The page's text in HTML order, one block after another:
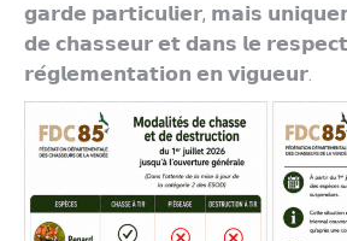
𝗴𝗮𝗿𝗱𝗲 𝗽𝗮𝗿𝘁𝗶𝗰𝘂𝗹𝗶𝗲𝗿, 𝗺𝗮𝗶𝘀
𝗱𝗲 𝗰𝗵𝗮𝘀𝘀𝗲𝘂𝗿 𝗲𝘁 𝗱𝗮𝗻𝘀 𝗹𝗲
𝗿𝗲́𝗴𝗹𝗲𝗺𝗲𝗻𝘁𝗮𝘁𝗶𝗼𝗻 𝗲𝗻 𝘃𝗶𝗴𝘂𝗲𝘂𝗿.